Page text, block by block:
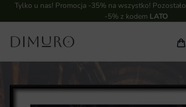
Tylko u nas! Promocja -35% na wszystko! Pozostało
-5% z kodem LATO